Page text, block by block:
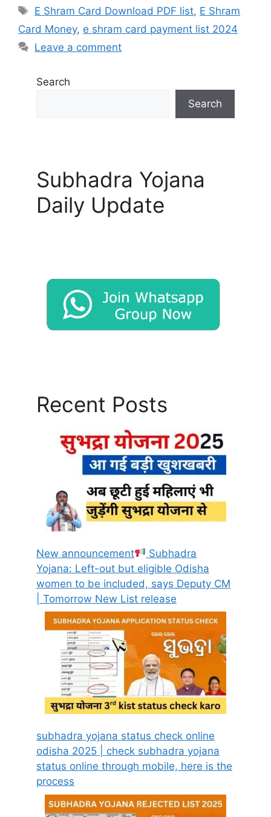
Tags
E Shram Card Download PDF list, E Shram
Card Money, e shram card payment list 2024
Leave a comment
Search
Search
Subhadra Yojana
Daily Update
Recent Posts
New announcement
Subhadra
Yojana: Left-out but eligible Odisha
women to be included, says Deputy CM
| Tomorrow New List release
subhadra yojana status check online
odisha 2025 | check subhadra yojana
status online through mobile, here is the
process